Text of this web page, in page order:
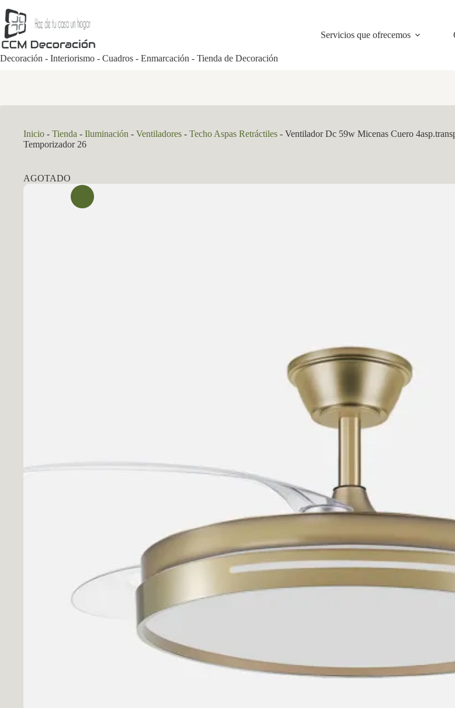
al
contenido
Decoración - Interiorismo - Cuadros - Enmarcación - Tienda de Decoración
Servicios que ofrecemos
Inicio - Tienda - Iluminación - Ventiladores - Techo Aspas Retráctiles - Ventilador Dc 59w Micenas Cuero
Temporizador 26
AGOTADO